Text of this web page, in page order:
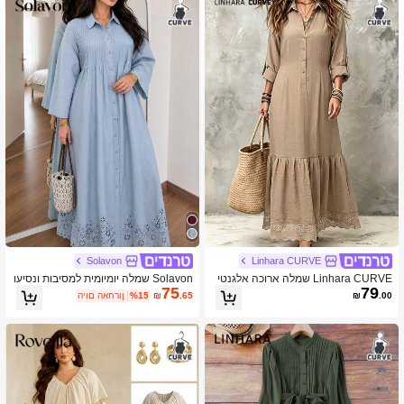
Linhara CURVE
Linhara CURVE שמלה ארוכה אלגנטי
ת ויומיומית לסתיו במידה גדולה
₪79.00
Solavon
Solavon שמלה יומיומית למסיבות ונסיעו
ת לנשים במידה גדולה, צבע אחיד, מקפל
₪75.65
%15 היום האחרון